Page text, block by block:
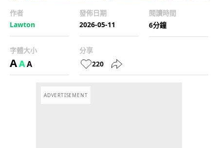
作者
Lawton
發佈日期
2026-05-11
閱讀時間
6分鐘
字體大小
AAA
分享
220
ADVERTISEMENT